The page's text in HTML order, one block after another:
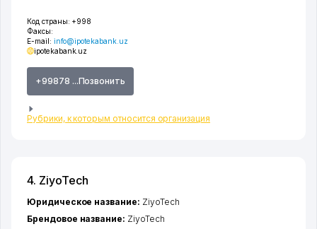
Код страны: +998
Факсы:
E-mail: info@ipotekabank.uz
ipotekabank.uz
+99878 ...Позвонить
Рубрики, к которым относится организация
4. ZiyoTech
Юридическое название: ZiyoTech
Брендовое название: ZiyoTech